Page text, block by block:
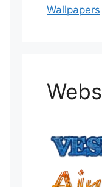
Wallpapers